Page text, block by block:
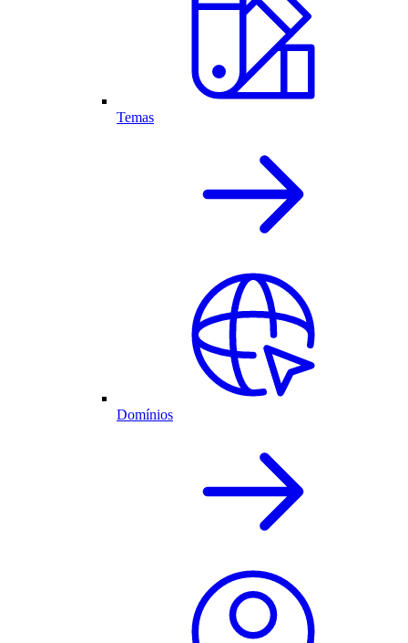
Temas
Domínios